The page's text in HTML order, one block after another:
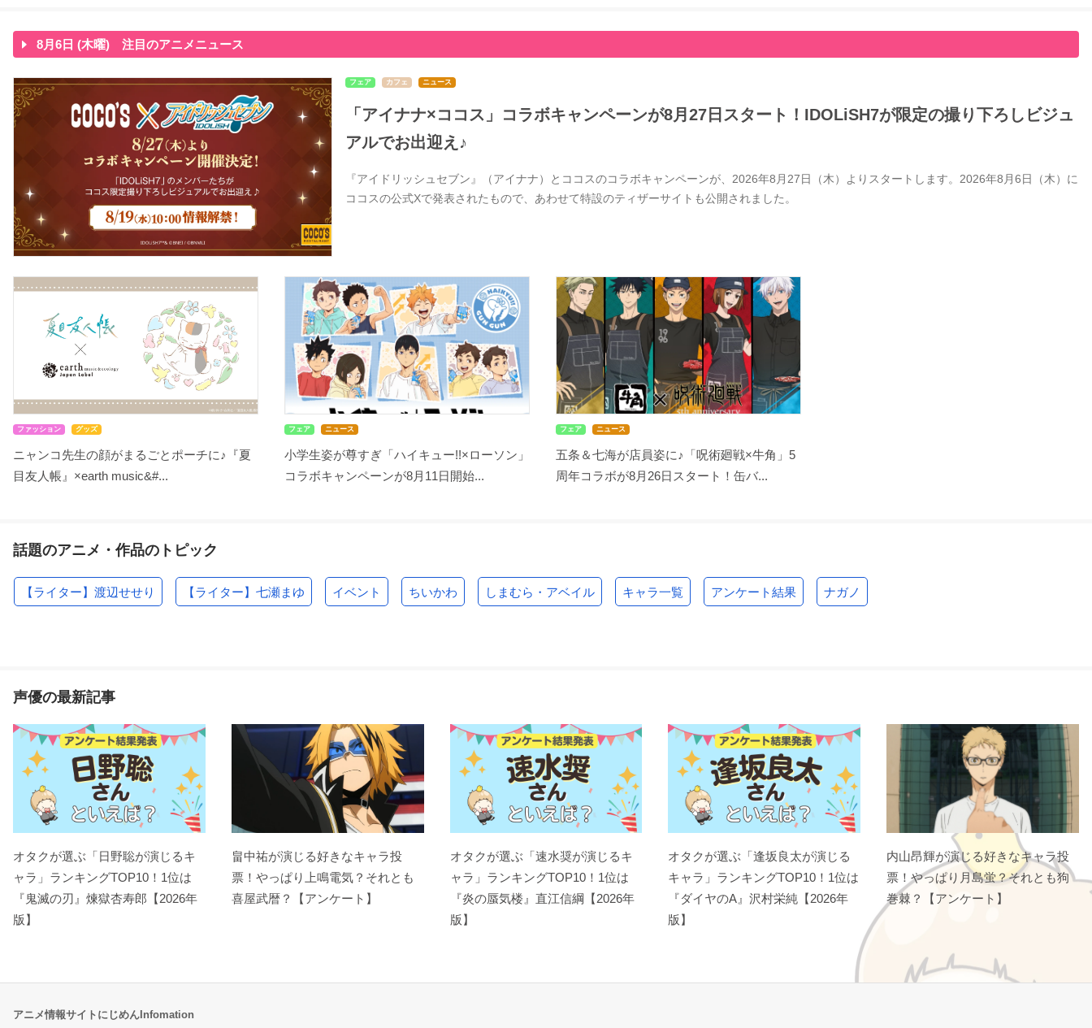
8月6日 (木曜) 注目のアニメニュース
フェア カフェ ニュース
「アイナナ×ココス」コラボキャンペーンが8月27日スタート！IDOLiSH7が限定の撮り下ろしビジュ
アルでお出迎え♪
『アイドリッシュセブン』（アイナナ）とココスのコラボキャンペーンが、2026年8月27日（木）よりスタートします。2026年8月6日（木）に
ココスの公式Xで発表されたもので、あわせて特設のティザーサイトも公開されました。
ファッション グッズ
ニャンコ先生の顔がまるごとポーチに♪『夏
目友人帳』×earth music&#...
フェア ニュース
小学生姿が尊すぎ「ハイキュー!!×ローソン」
コラボキャンペーンが8月11日開始...
フェア ニュース
五条＆七海が店員姿に♪「呪術廻戦×牛角」5
周年コラボが8月26日スタート！缶バ...
話題のアニメ・作品のトピック
【ライター】渡辺せせり 【ライター】七瀬まゆ イベント ちいかわ しまむら・アベイル キャラ一覧 アンケート結果 ナガノ
声優の最新記事
オタクが選ぶ「日野聡が演じるキ
ャラ」ランキングTOP10！1位は
『鬼滅の刃』煉󠄁獄杏寿郎【2026年
版】
畠中祐が演じる好きなキャラ投
票！やっぱり上鳴電気？それとも
喜屋武暦？【アンケート】
オタクが選ぶ「速水奨が演じるキ
ャラ」ランキングTOP10！1位は
『炎の蜃気楼』直江信綱【2026年
版】
オタクが選ぶ「逢坂良太が演じる
キャラ」ランキングTOP10！1位は
『ダイヤのA』沢村栄純【2026年
版】
内山昂輝が演じる好きなキャラ投
票！やっぱり月島蛍？それとも狗
巻棘？【アンケート】
アニメ情報サイトにじめんInfomation